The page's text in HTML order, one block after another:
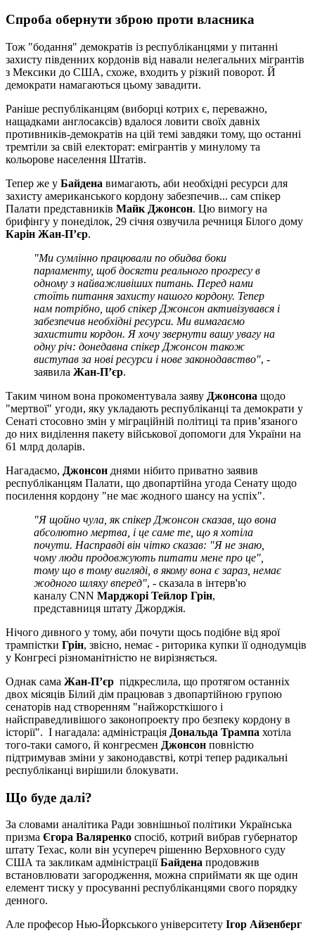
Спроба обернути зброю проти власника
Тож "бодання" демократів із республіканцями у питанні
захисту південних кордонів від навали нелегальних мігрантів
з Мексики до США, схоже, входить у різкий поворот. Й
демократи намагаються цьому завадити.
Раніше республіканцям (виборці котрих є, переважно,
нащадками англосаксів) вдалося ловити своїх давніх
противників-демократів на цій темі завдяки тому, що останні
тремтіли за свій електорат: емігрантів у минулому та
кольорове населення Штатів.
Тепер же у Байдена вимагають, аби необхідні ресурси для
захисту американського кордону забезпечив... сам спікер
Палати представників Майк Джонсон. Цю вимогу на
брифінгу у понеділок, 29 січня озвучила речниця Білого дому
Карін Жан-П’єр.
"Ми сумлінно працювали по обидва боки
парламенту, щоб досягти реального прогресу в
одному з найважливіших питань. Перед нами
стоїть питання захисту нашого кордону. Тепер
нам потрібно, щоб спікер Джонсон активізувався і
забезпечив необхідні ресурси. Ми вимагаємо
захистити кордон. Я хочу звернути вашу увагу на
одну річ: донедавна спікер Джонсон також
виступав за нові ресурси і нове законодавство", -
заявила Жан-П’єр.
Таким чином вона прокоментувала заяву Джонсона щодо
"мертвої" угоди, яку укладають республіканці та демократи у
Сенаті стосовно змін у міграційній політиці та прив’язаного
до них виділення пакету військової допомоги для України на
61 млрд доларів.
Нагадаємо, Джонсон днями нібито приватно заявив
республіканцям Палати, що двопартійна угода Сенату щодо
посилення кордону "не має жодного шансу на успіх".
"Я щойно чула, як спікер Джонсон сказав, що вона
абсолютно мертва, і це саме те, що я хотіла
почути. Насправді він чітко сказав: "Я не знаю,
чому люди продовжують питати мене про це",
тому що в тому вигляді, в якому вона є зараз, немає
жодного шляху вперед", - сказала в інтерв'ю
каналу CNN Марджорі Тейлор Грін,
представниця штату Джорджія.
Нічого дивного у тому, аби почути щось подібне від ярої
трампістки Грін, звісно, немає - риторика купки її однодумців
у Конгресі різноманітністю не вирізняється.
Однак сама Жан-П’єр підкреслила, що протягом останніх
двох місяців Білий дім працював з двопартійною групою
сенаторів над створенням "найжорсткішого і
найсправедливішого законопроекту про безпеку кордону в
історії". І нагадала: адміністрація Дональда Трампа хотіла
того-таки самого, й конгресмен Джонсон повністю
підтримував зміни у законодавстві, котрі тепер радикальні
республіканці вирішили блокувати.
Що буде далі?
За словами аналітика Ради зовнішньої політики Українська
призма Єгора Валяренко спосіб, котрий вибрав губернатор
штату Техас, коли він усупереч рішенню Верховного суду
США та закликам адміністраціїБайдена продовжив
встановлювати загородження, можна сприймати як ще один
елемент тиску у просуванні республіканцями свого порядку
денного.
Але професор Нью-Йоркського університету Ігор Айзенберг